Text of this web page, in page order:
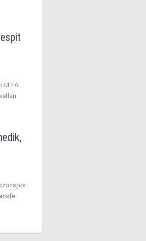
UEFA